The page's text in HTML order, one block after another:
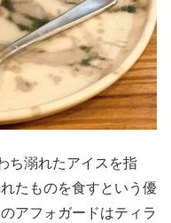
ち溺れたアイスを指
たものを食すという優
アフォガードはティラ